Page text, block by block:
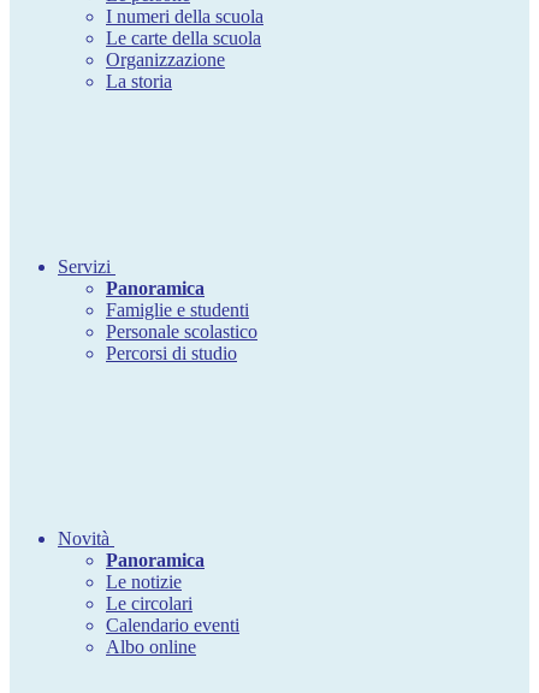
I numeri della scuola
Le carte della scuola
Organizzazione
La storia
Servizi
Panoramica
Famiglie e studenti
Personale scolastico
Percorsi di studio
Novità
Panoramica
Le notizie
Le circolari
Calendario eventi
Albo online